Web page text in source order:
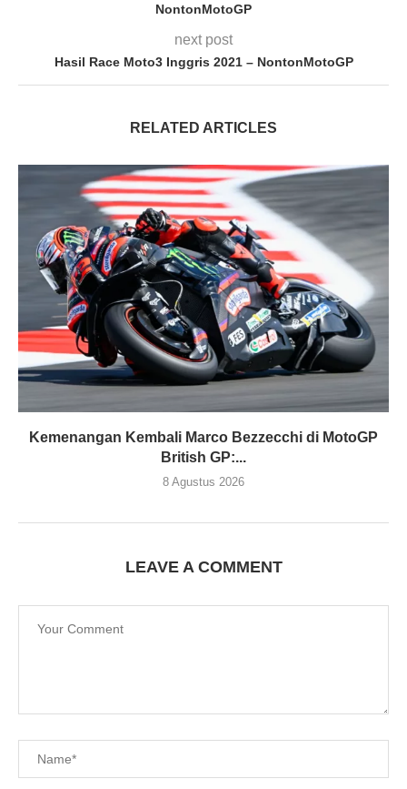
NontonMotoGP
next post
Hasil Race Moto3 Inggris 2021 – NontonMotoGP
RELATED ARTICLES
Kemenangan Kembali Marco Bezzecchi di MotoGP
British GP:...
8 Agustus 2026
LEAVE A COMMENT